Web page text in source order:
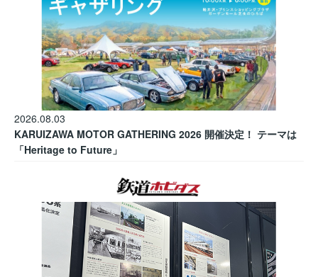
2026.08.03
KARUIZAWA MOTOR GATHERING 2026 開催決定！ テーマは
「Heritage to Future」